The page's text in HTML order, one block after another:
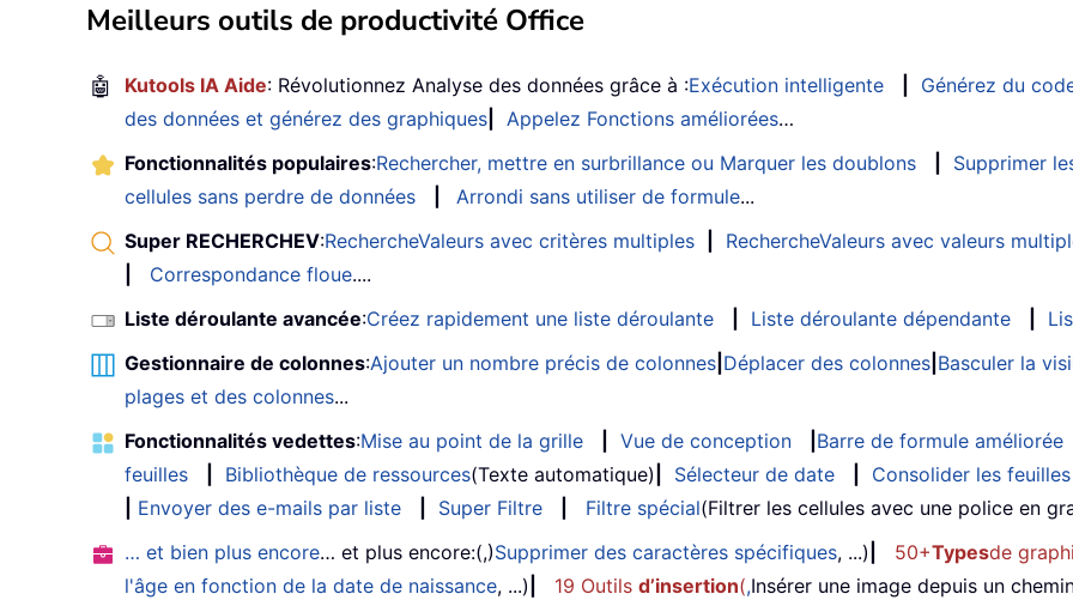
Meilleurs outils de productivité Office
🤖 Kutools IA Aide: Révolutionnez Analyse des données grâce à :Exécution intelligente Générez du
des données et générez des graphiques
Appelez Fonctions améliorées…
Fonctionnalités populaires:Rechercher, mettre en surbrillance ou Marquer les doublons Supprimer
cellules sans perdre de données
Arrondi sans utiliser de formule...
Super RECHERCHEV:RechercheValeurs avec critères multiples RechercheValeurs avec valeurs
Correspondance floue....
Liste déroulante avancée:Créez rapidement une liste déroulante Liste déroulante dépendante
Gestionnaire de colonnes:Ajouter un nombre précis de colonnes Déplacer des colonnes Basculer la
plages et des colonnes...
Fonctionnalités vedettes:Mise au point de la grille Vue de conception Barre de formule améliorée
feuilles
Bibliothèque de ressources(Texte automatique) Sélecteur de date Consolider les
Envoyer des e-mails par liste Super Filtre Filtre spécial(Filtrer les cellules avec une police en
… et bien plus encore… et plus encore:(,)Supprimer des caractères spécifiques, ...) 50+Typesde
l'âge en fonction de la date de naissance, ...) 19 Outils d’insertion(,Insérer une image depuis un